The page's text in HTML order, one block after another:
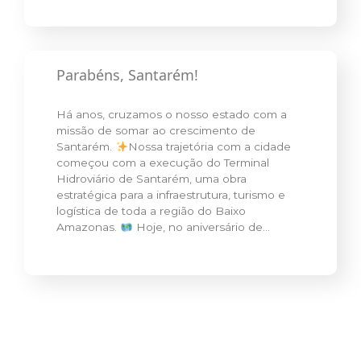
Parabéns, Santarém!
Há anos, cruzamos o nosso estado com a
missão de somar ao crescimento de
Santarém.
Nossa trajetória com a cidade
começou com a execução do Terminal
Hidroviário de Santarém, uma obra
estratégica para a infraestrutura, turismo e
logística de toda a região do Baixo
Amazonas.
Hoje, no aniversário de…